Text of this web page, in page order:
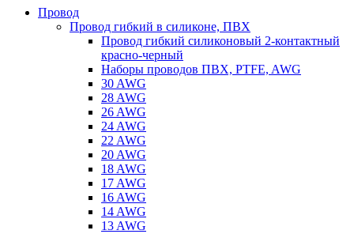
Провод
Провод гибкий в силиконе, ПВХ
Провод гибкий силиконовый 2-контактный
красно-черный
Наборы проводов ПВХ, PTFE, AWG
30 AWG
28 AWG
26 AWG
24 AWG
22 AWG
20 AWG
18 AWG
17 AWG
16 AWG
14 AWG
13 AWG